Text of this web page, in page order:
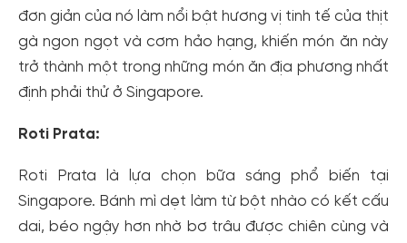
đơn giản của nó làm nổi bật hương vị tinh tế của thịt
gà ngon ngọt và cơm hảo hạng, khiến món ăn này
trở thành một trong những món ăn địa phương nhất
định phải thử ở Singapore.
Roti Prata:
Roti Prata là lựa chọn bữa sáng phổ biến tại
Singapore. Bánh mì dẹt làm từ bột nhào có kết cấu
dai, béo ngậy hơn nhờ bơ trâu được chiên cùng và